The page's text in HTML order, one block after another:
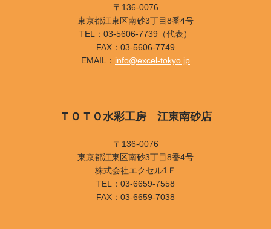
〒136-0076
東京都江東区南砂3丁目8番4号
TEL：03-5606-7739（代表）
FAX：03-5606-7749
EMAIL： info@excel-tokyo.jp
ＴＯＴＯ水彩工房 江東南砂店
〒136-0076
東京都江東区南砂3丁目8番4号
株式会社エクセル1Ｆ
TEL：03-6659-7558
FAX：03-6659-7038